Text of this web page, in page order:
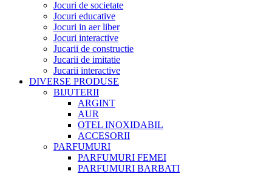
Jocuri de societate
Jocuri educative
Jocuri in aer liber
Jocuri interactive
Jucarii de constructie
Jucarii de imitatie
Jucarii interactive
DIVERSE PRODUSE
BIJUTERII
ARGINT
AUR
OTEL INOXIDABIL
ACCESORII
PARFUMURI
PARFUMURI FEMEI
PARFUMURI BARBATI